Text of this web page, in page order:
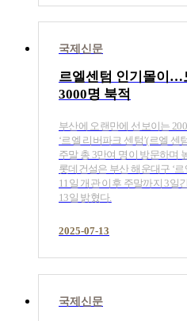
국제신문
르엘센텀 인기몰이…
3000명 북적
부산에 오랜만에 선보이는
‘르엘 리버파크 센텀’(르엘
주말 총 3만여 명이 방문하며
롯데건설은 부산 해운대구 ‘
11일 개관 이후 주말까지 3일
13일 밝혔다.
2025-07-13
국제신문